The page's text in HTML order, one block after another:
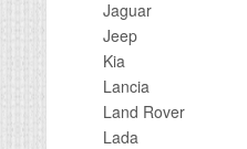
Jaguar
Jeep
Kia
Lancia
Land Rover
Lada